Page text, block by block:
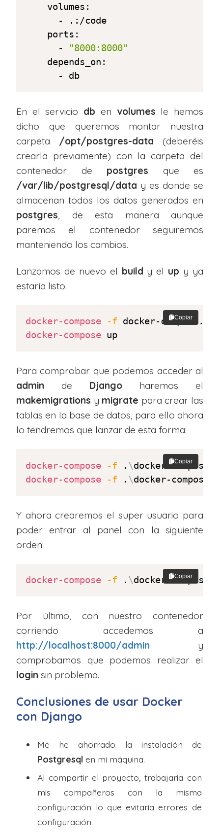
    volumes:
      - .:/code
    ports:
      -
"8000:8000"
    depends_on:
      - db
En el servicio db en volumes le hemos
dicho que queremos montar nuestra
carpeta /opt/postgres-data (deberéis
crearla previamente) con la carpeta del
contenedor de postgres que es
/var/lib/postgresql/data y es donde se
almacenan todos los datos generados en
postgres, de esta manera aunque
paremos el contenedor seguiremos
manteniendo los cambios.
Lanzamos de nuevo el build y el up y ya
estaría listo.
docker-compose
-f
docker-compose up
Copiar
Para comprobar que podemos acceder al
admin de Django haremos el
makemigrations y migrate para crear las
tablas en la base de datos, para ello ahora
lo tendremos que lanzar de esta forma:
docker-compose -f . \docker-
docker-compose
-f . \docker-
Copiar
Y ahora crearemos el super usuario para
poder entrar al panel con la siguiente
orden:
docker-compose -f . \docker- Copiar
Por último, con nuestro contenedor
corriendo accedemos a
http://localhost:8000/admin y
comprobamos que podemos realizar el
login sin problema.
Conclusiones de usar Docker
con Django
Me he ahorrado la instalación de
Postgresql en mi máquina.
Al compartir el proyecto, trabajaría con
mis compañeros con la misma
configuración lo que evitaría errores de
configuración.